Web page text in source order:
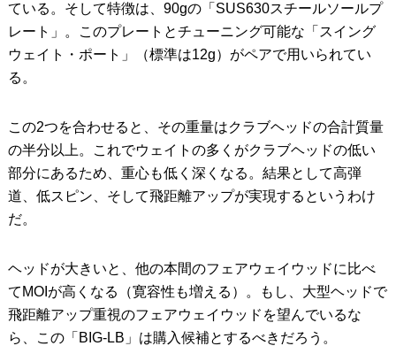
ている。そして特徴は、90gの「SUS630スチールソールプ
レート」。このプレートとチューニング可能な「スイング
ウェイト・ポート」（標準は12g）がペアで用いられてい
る。
この2つを合わせると、その重量はクラブヘッドの合計質量
の半分以上。これでウェイトの多くがクラブヘッドの低い
部分にあるため、重心も低く深くなる。結果として高弾
道、低スピン、そして飛距離アップが実現するというわけ
だ。
ヘッドが大きいと、他の本間のフェアウェイウッドに比べ
てMOIが高くなる（寛容性も増える）。もし、大型ヘッドで
飛距離アップ重視のフェアウェイウッドを望んでいるな
ら、この「BIG-LB」は購入候補とするべきだろう。